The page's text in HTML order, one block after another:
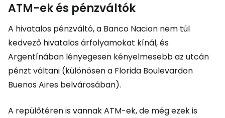
ATM-ek és pénzváltók
A hivatalos pénzváltó, a Banco Nacion nem túl
kedvező hivatalos árfolyamokat kínál, és
Argentínában lényegesen kényelmesebb az utcán
pénzt váltani (különösen a Florida Boulevardon
Buenos Aires belvárosában).
A repülőtéren is vannak ATM-ek, de még ezek is